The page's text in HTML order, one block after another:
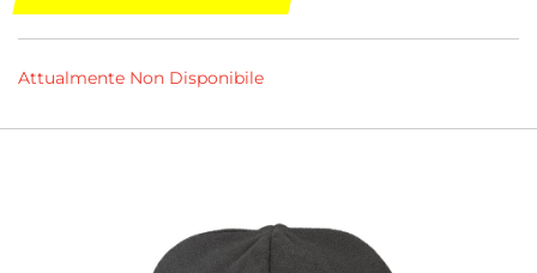
Attualmente Non Disponibile